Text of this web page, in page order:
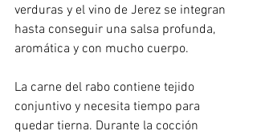
verduras y el vino de Jerez se integran
hasta conseguir una salsa profunda,
aromática y con mucho cuerpo.
La carne del rabo contiene tejido
conjuntivo y necesita tiempo para
quedar tierna. Durante la cocción